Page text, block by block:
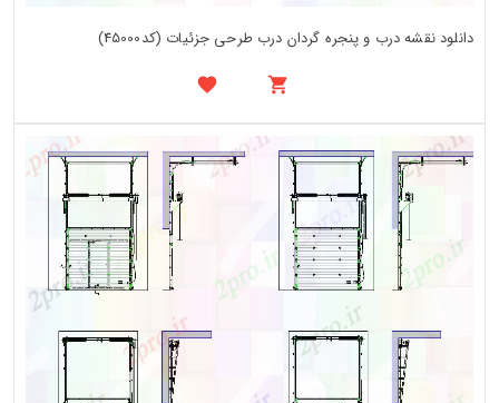
دانلود نقشه درب و پنجره گردان درب طرحی جزئیات (کد45000)